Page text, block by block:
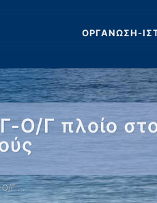
ΟΡΓΑΝΩΣΗ-
Ο/Γ πλοίο
Ο/Γ …